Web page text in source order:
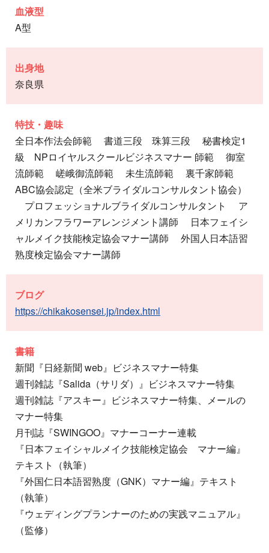
血液型
A型
出身地
奈良県
特技・趣味
全日本作法会師範 書道三段 珠算三段 秘書検定1
級 NPロイヤルスクールビジネスマナー 師範 御室
流師範 嵯峨御流師範 未生流師範 裏千家師範
ABC協会認定（全米ブライダルコンサルタント協会）
プロフェッショナルブライダルコンサルタント ア
メリカンフラワーアレンジメント講師 日本フェイシ
ャルメイク技能検定協会マナー講師 外国人日本語習
熟度検定協会マナー講師
ブログ
https://chikakosensei.jp/index.html
書籍
新聞『日経新聞 web』ビジネスマナー特集
週刊雑誌『Salida（サリダ）』ビジネスマナー特集
週刊雑誌『アスキー』ビジネスマナー特集、メールの
マナー特集
月刊誌『SWINGOO』マナーコーナー連載
『日本フェイシャルメイク技能検定協会 マナー編』
テキスト（執筆）
『外国仁日本語習熟度（GNK）マナー編』テキスト
（執筆）
『ウェディングプランナーのための実践マニュアル』
（監修）